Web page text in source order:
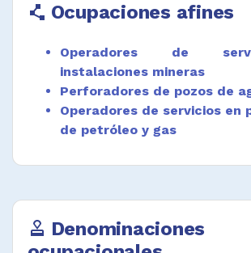
polyline Ocupaciones afines
Operadores de
instalaciones mineras
Perforadores de pozos de
Operadores de servicios en
de petróleo y gas
approval Denominaciones